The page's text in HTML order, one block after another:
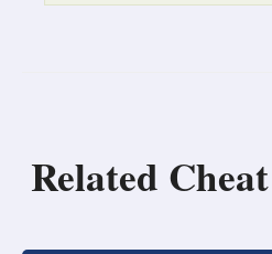
Related